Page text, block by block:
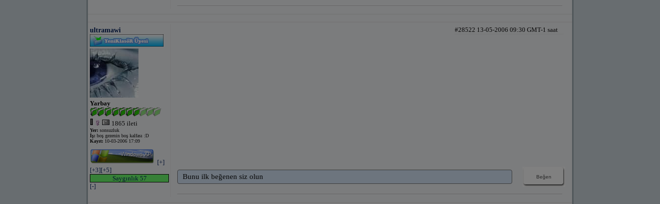
ultramawi
Yarbay
1865 ileti
Yer: sonsuzluk
İş: boş gezenin boş kalfası :D
Kayıt: 10-03-2006 17:09
[+]
[+3][+5]
Saygınlık 57
[-]
#28522 13-05-2006 09:30 GMT-1 saat
Bunu ilk beğenen siz olun